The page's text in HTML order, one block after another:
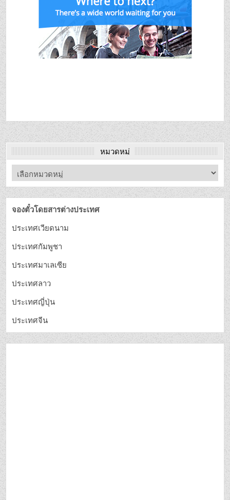
หมวดหมู่
จองตั๋วโดยสารต่างประเทศ
ประเทศเวียดนาม
ประเทศกัมพูชา
ประเทศมาเลเซีย
ประเทศลาว
ประเทศญี่ปุ่น
ประเทศจีน